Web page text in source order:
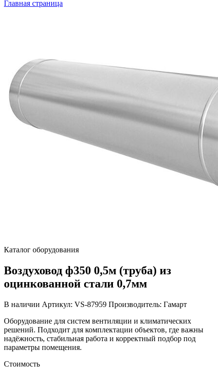
Главная страница
Каталог оборудования
Воздуховод ф350 0,5м (труба) из
оцинкованной стали 0,7мм
В наличии Артикул: VS-87959 Производитель: Гамарт
Оборудование для систем вентиляции и климатических
решений. Подходит для комплектации объектов, где важны
надёжность, стабильная работа и корректный подбор под
параметры помещения.
Стоимость